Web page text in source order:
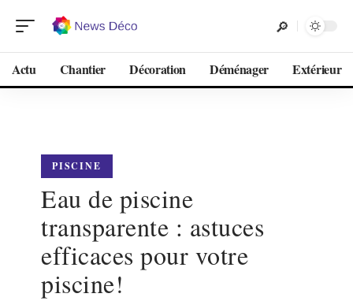
Actu Chantier Décoration Déménager Extérieur
PISCINE
Eau de piscine
transparente : astuces
efficaces pour votre
piscine!